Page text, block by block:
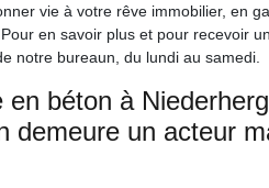
vie à votre rêve immobilier, en
en savoir plus et pour recevoir
notre bureaun, du lundi au samedi.
béton à
demeure un acteur